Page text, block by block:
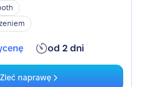
od 2 dni
Zleć naprawę